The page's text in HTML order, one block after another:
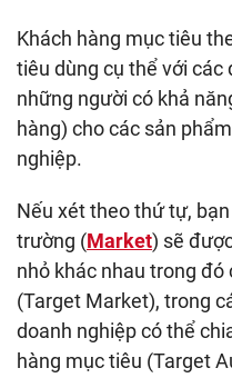
Khách hàng mục tiêu
tiêu dùng cụ thể với các
những người có khả
hàng) cho các sản
nghiệp.
Nếu xét theo thứ tự,
trường (Market) sẽ
nhỏ khác nhau trong
(Target Market), trong
doanh nghiệp có thể
hàng mục tiêu (Target